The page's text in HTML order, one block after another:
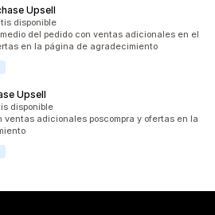
Upsell
disponible
del pedido con ventas adicionales en el
en la página de agradecimiento
Upsell
disponible
ventas adicionales poscompra y ofertas en la